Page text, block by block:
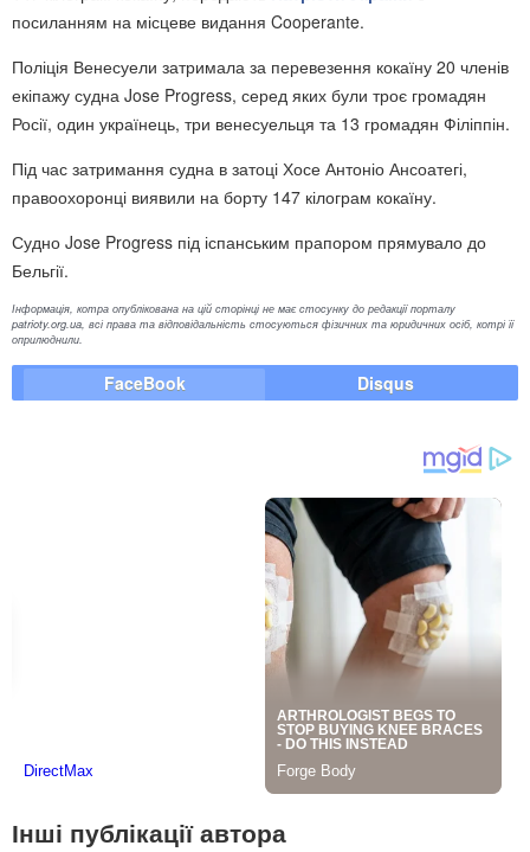
посиланням на місцеве видання Cooperante.
Поліція Венесуели затримала за перевезення кокаїну 20 членів
екіпажу судна Jose Progress, серед яких були троє громадян
Росії, один українець, три венесуельця та 13 громадян Філіппін.
Під час затримання судна в затоці Хосе Антоніо Ансоатегі,
правоохоронці виявили на борту 147 кілограм кокаїну.
Судно Jose Progress під іспанським прапором прямувало до
Бельгії.
Інформація, котра опублікована на цій сторінці не має стосунку до редакції порталу
patrioty.org.ua, всі права та відповідальність стосуються фізичних та юридичних осіб, котрі її
оприлюднили.
FaceBook Disqus
Інші публікації автора